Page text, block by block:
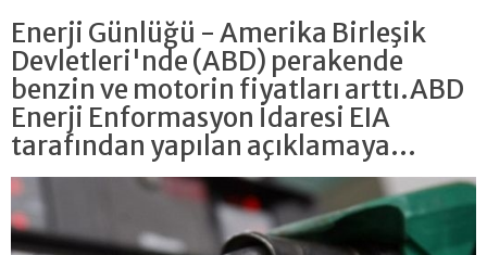
Enerji Günlüğü - Amerika Birleşik
Devletleri'nde (ABD) perakende
benzin ve motorin fiyatları arttı.ABD
Enerji Enformasyon İdaresi EIA
tarafından yapılan açıklamaya...